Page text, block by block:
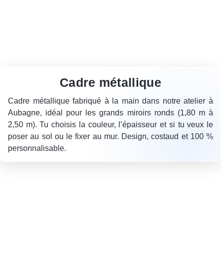
Cadre métallique
Cadre métallique fabriqué à la main dans notre atelier à
Aubagne, idéal pour les grands miroirs ronds (1,80 m à
2,50 m). Tu choisis la couleur, l’épaisseur et si tu veux le
poser au sol ou le fixer au mur. Design, costaud et 100 %
personnalisable.